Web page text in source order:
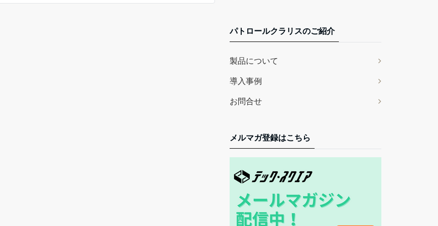
パトロールクラリスのご紹介
製品について
導入事例
お問合せ
メルマガ登録はこちら